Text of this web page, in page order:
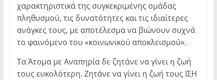
χαρακτηριστικά της συγκεκριμένης ομάδας
πληθυσμού, τις δυνατότητες και τις ιδιαίτερες
ανάγκες τους, με αποτέλεσμα να βιώνουν συχνά
το φαινόμενο του «κοινωνικού αποκλεισμού».
Τα Άτομα με Αναπηρία δε ζητάνε να γίνει η ζωή
τους ευκολότερη. Ζητάνε να γίνει η ζωή τους ΙΣΗ